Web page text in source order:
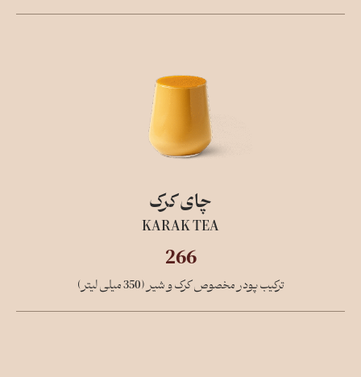
چای کرک
KARAK TEA
266
ترکیب پودر مخصوص کرک و شیر (350 میلی لیتر)